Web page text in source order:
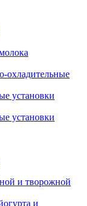
охладительные
установки
установки
и творожной
и